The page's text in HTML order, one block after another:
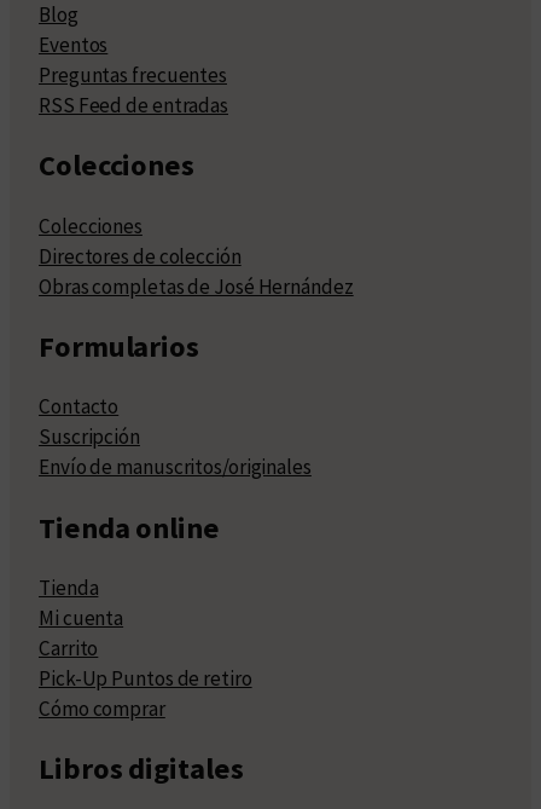
Blog
Eventos
Preguntas frecuentes
RSS Feed de entradas
Colecciones
Colecciones
Directores de colección
Obras completas de José Hernández
Formularios
Contacto
Suscripción
Envío de manuscritos/originales
Tienda online
Tienda
Mi cuenta
Carrito
Pick-Up Puntos de retiro
Cómo comprar
Libros digitales